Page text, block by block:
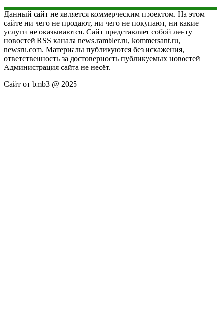
Данный сайт не является коммерческим проектом. На этом
сайте ни чего не продают, ни чего не покупают, ни какие
услуги не оказываются. Сайт представляет собой ленту
новостей RSS канала news.rambler.ru, kommersant.ru,
newsru.com. Материалы публикуются без искажения,
ответственность за достоверность публикуемых новостей
Администрация сайта не несёт.
Сайт от bmb3 @ 2025